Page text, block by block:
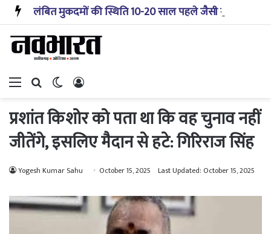
Menu Search forSwitch skin
प्रशांत किशोर को पता था कि वह चुनाव नहीं
जीतेंगे, इसलिए मैदान से हटे: गिरिराज सिंह
Yogesh Kumar Sahu October 15, 2025 Last Updated: October 15, 2025